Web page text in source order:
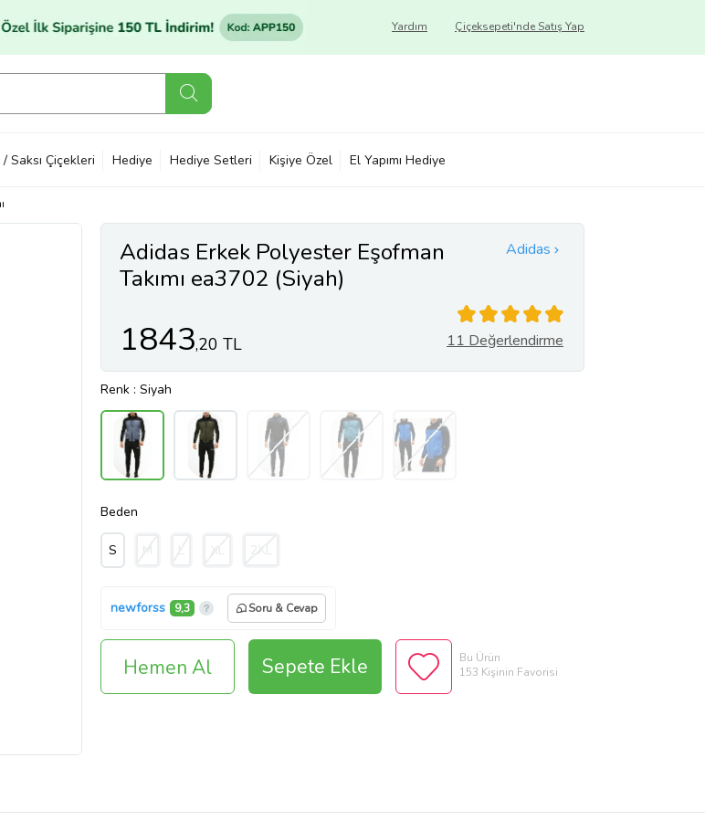
Çiçeksepeti'nde Satış Yap
Yardım
Saksı Çiçekleri Hediye Hediye Setleri Kişiye Özel El Yapımı Hediye
Adidas
Adidas Erkek Polyester Eşofman
Takımı ea3702 (Siyah)
1843,20 TL 11 Değerlendirme
Renk : Siyah
Beden
S M L XL 2XL
newforss 9,3 Soru & Cevap
Hemen Al Sepete Ekle
Bu Ürün
153 Kişinin Favorisi